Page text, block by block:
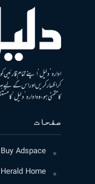
ادارہ ’دلیل‘ اپنے تمام
کر اظہار کریں اور اس کے لیے
کا متمنی ہو، وہ ادارہ ’دلیل‘
صفحات
Buy Adspace
Herald Home